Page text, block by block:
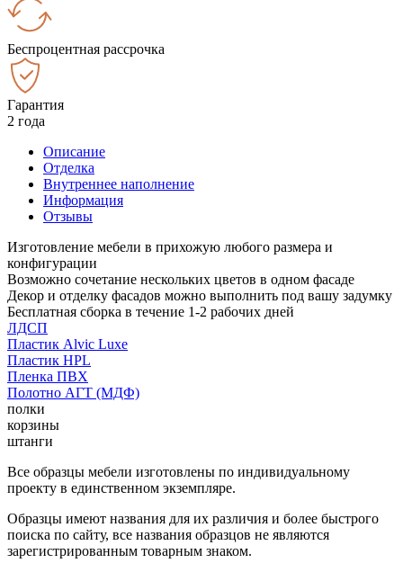
Беспроцентная рассрочка
Гарантия
2 года
Описание
Отделка
Внутреннее наполнение
Информация
Отзывы
Изготовление мебели в прихожую любого размера и
конфигурации
Возможно сочетание нескольких цветов в одном фасаде
Декор и отделку фасадов можно выполнить под вашу задумку
Бесплатная сборка в течение 1-2 рабочих дней
ЛДСП
Пластик Alvic Luxe
Пластик HPL
Пленка ПВХ
Полотно АГТ (МДФ)
полки
корзины
штанги
Все образцы мебели изготовлены по индивидуальному
проекту в единственном экземпляре.
Образцы имеют названия для их различия и более быстрого
поиска по сайту, все названия образцов не являются
зарегистрированным товарным знаком.